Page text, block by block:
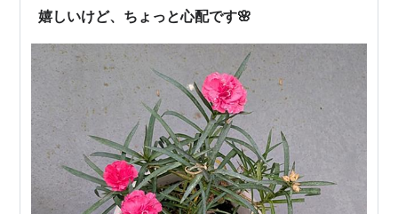
味から、SNSで大バズりした激辛シリーズの秘密…
嬉しいけど、ちょっと心配です🌸